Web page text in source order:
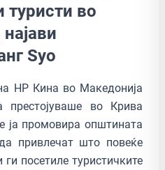
туристи во
Ѕуо
НР Кина во Македонија
престојуваше во Крива
ја промовира општината
привлечат што повеќе
посетиле туристичките